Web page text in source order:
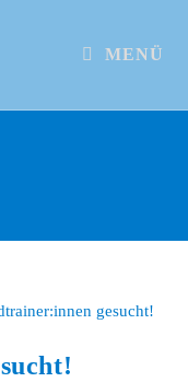
MENÜ